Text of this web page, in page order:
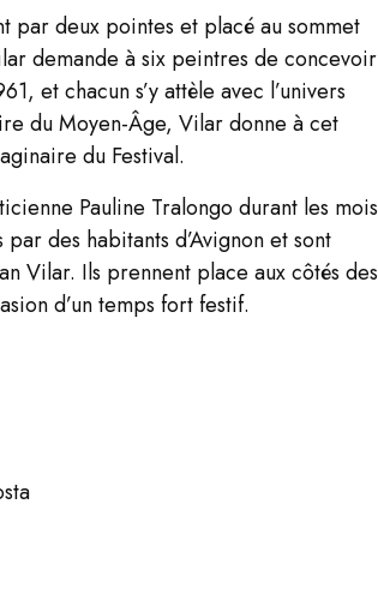
par deux pointes et placé au sommet
demande à six peintres de concevoir
et chacun s’y attèle avec l’univers
du Moyen-Âge, Vilar donne à cet
du Festival.
Pauline Tralongo durant les mois
des habitants d’Avignon et sont
Vilar. Ils prennent place aux côtés des
d’un temps fort festif.